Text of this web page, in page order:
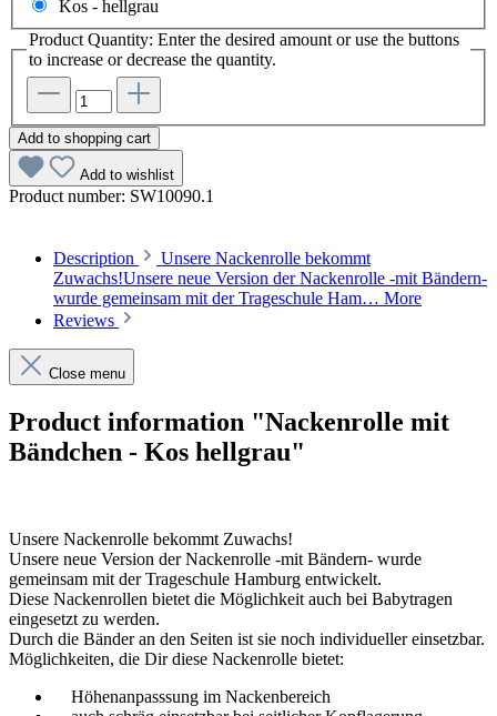
Kos - hellgrau
Product Quantity: Enter the desired amount or use the buttons
to increase or decrease the quantity.
Add to shopping cart
Add to wishlist
Product number: SW10090.1
Description
Unsere Nackenrolle bekommt
Zuwachs!Unsere neue Version der Nackenrolle -mit Bändern-
wurde gemeinsam mit der Trageschule Ham… More
Reviews
Close menu
Product information "Nackenrolle mit
Bändchen - Kos hellgrau"
Unsere Nackenrolle bekommt Zuwachs!
Unsere neue Version der Nackenrolle -mit Bändern- wurde
gemeinsam mit der Trageschule Hamburg entwickelt.
Diese Nackenrollen bietet die Möglichkeit auch bei Babytragen
eingesetzt zu werden.
Durch die Bänder an den Seiten ist sie noch individueller einsetzbar.
Möglichkeiten, die Dir diese Nackenrolle bietet:
Höhenanpasssung im Nackenbereich